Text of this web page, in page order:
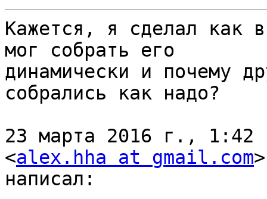
Кажется, я сделал как
мог собрать его
динамически и почему
собрались как надо?
23 марта 2016 г., 1:42
<alex.hha at gmail.com>
написал: